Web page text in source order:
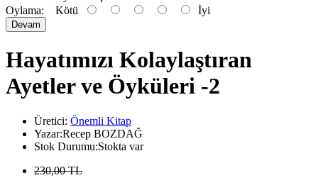
Oylama: Kötü İyi
Devam
Hayatımızı Kolaylaştıran
Ayetler ve Öyküleri -2
Üretici: Önemli Kitap
Yazar:Recep BOZDAĞ
Stok Durumu:Stokta var
230,00 TL